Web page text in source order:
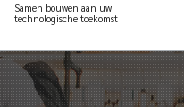
Samen bouwen aan uw
technologische toekomst